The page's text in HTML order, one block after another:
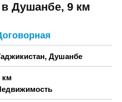
Душанбе, 9 км
,Душанбе
км